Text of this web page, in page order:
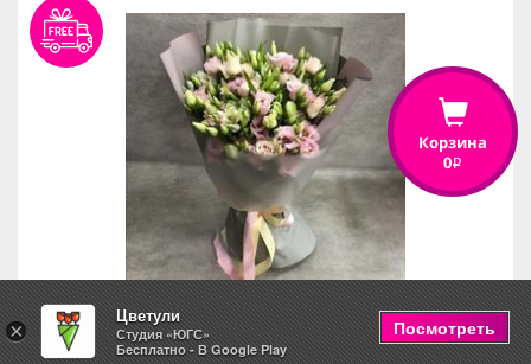
Летний дар
Корзина
0i
×
Цветули
Студия «ЮГС»
Бесплатно - В Google Play
Посмотреть